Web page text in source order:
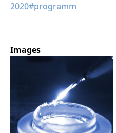
2020#programm
Images